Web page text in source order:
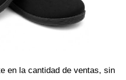
en la cantidad de ventas, sin